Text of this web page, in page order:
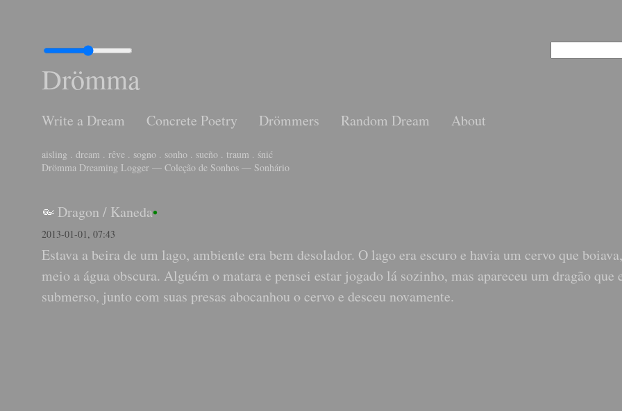
Drömma
Write a Dream Concrete Poetry Drömmers Random Dream About
aisling . dream . rêve . sogno . sonho . sueño . traum . śnić
Drömma Dreaming Logger — Coleção de Sonhos — Sonhário
Dragon / Kaneda•
2013-01-01, 07:43
Estava a beira de um lago, ambiente era bem desolador. O lago era escuro e havia um cervo que
meio a água obscura. Alguém o matara e pensei estar jogado lá sozinho, mas apareceu um dragão que
submerso, junto com suas presas abocanhou o cervo e desceu novamente.